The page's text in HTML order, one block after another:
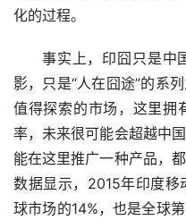
化的过程。
事实上，印囧只是中
影，只是“人在囧途”的系
值得探索的市场，这里拥
率，未来很可能会超越中
能在这里推广一种产品，
数据显示，2015年印度
球市场的14%，也是全球